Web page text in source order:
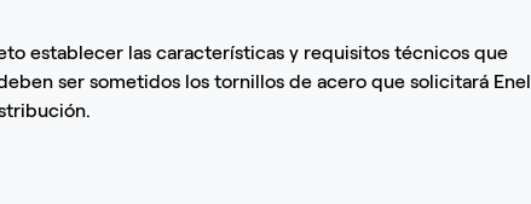
establecer las características y requisitos técnicos que
ser sometidos los tornillos de acero que solicitará Enel